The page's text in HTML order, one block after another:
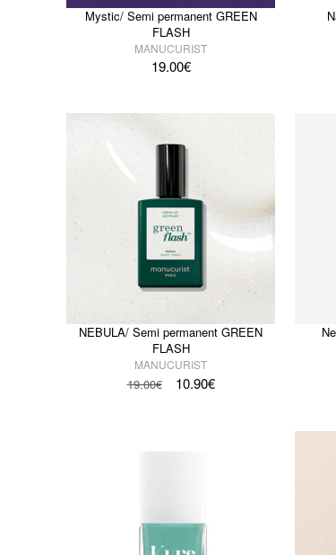
Mystic/ Semi permanent GREEN
FLASH
MANUCURIST
19.00€
NEBULA/ Semi permanent GREEN
FLASH
MANUCURIST
19.00€ 10.90€